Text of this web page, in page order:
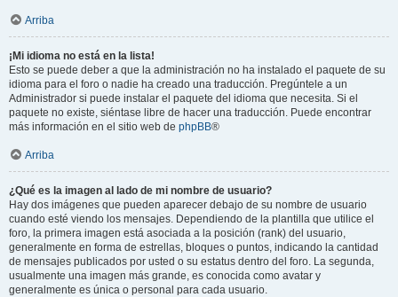
Arriba
¡Mi idioma no está en la lista!
Esto se puede deber a que la administración no ha instalado el paquete de su
idioma para el foro o nadie ha creado una traducción. Pregúntele a un
Administrador si puede instalar el paquete del idioma que necesita. Si el
paquete no existe, siéntase libre de hacer una traducción. Puede encontrar
más información en el sitio web de phpBB®
Arriba
¿Qué es la imagen al lado de mi nombre de usuario?
Hay dos imágenes que pueden aparecer debajo de su nombre de usuario
cuando esté viendo los mensajes. Dependiendo de la plantilla que utilice el
foro, la primera imagen está asociada a la posición (rank) del usuario,
generalmente en forma de estrellas, bloques o puntos, indicando la cantidad
de mensajes publicados por usted o su estatus dentro del foro. La segunda,
usualmente una imagen más grande, es conocida como avatar y
generalmente es única o personal para cada usuario.